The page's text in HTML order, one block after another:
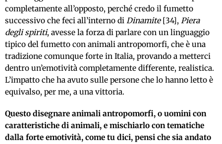
completamente all’opposto, perché credo il fumetto
successivo che feci all’interno di Dinamite[34], Piera
degli spiriti, avesse la forza di parlare con un linguaggio
tipico del fumetto con animali antropomorfi, che è una
tradizione comunque forte in Italia, provando a metterci
dentro un’emotività completamente differente, realistica.
L’impatto che ha avuto sulle persone che lo hanno letto è
equivalso, per me, a una vittoria.
Questo disegnare animali antropomorfi, o uomini con
caratteristiche di animali, e mischiarlo con tematiche
dalla forte emotività, come tu dici, pensi che sia andato